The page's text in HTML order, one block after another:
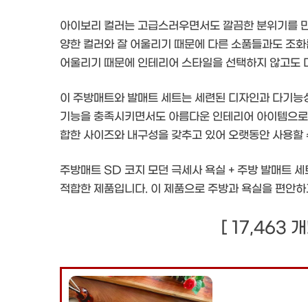
아이보리 컬러는 고급스러우면서도 깔끔한 분위기를
양한 컬러와 잘 어울리기 때문에 다른 소품들과도 조
어울리기 때문에 인테리어 스타일을 선택하지 않고도
이 주방매트와 발매트 세트는 세련된 디자인과 다기
기능을 충족시키면서도 아름다운 인테리어 아이템으
합한 사이즈와 내구성을 갖추고 있어 오랫동안 사용할
주방매트 SD 코지 모던 극세사 욕실 + 주방 발매트
적합한 제품입니다. 이 제품으로 주방과 욕실을 편안
[ 17,463